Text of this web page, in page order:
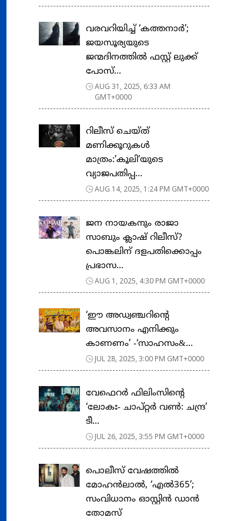
വരവറിയിച്ച് ‘കത്തനാർ’;
ജയസൂര്യയുടെ
ജന്മദിനത്തിൽ ഫസ്റ്റ് ലുക്ക്
പോസ്...
AUG 31, 2025, 6:33 AM
GMT+0000
റിലീസ് ചെയ്ത്
മണിക്കൂറുകൾ
മാത്രം:’കൂലി’യുടെ
വ്യാജപതിപ്പ...
AUG 14, 2025, 1:24 PM GMT+0000
ജന നായകനും രാജാ
സാബും ക്ലാഷ് റിലീസ്?
പൊങ്കലിന് ദളപതിക്കൊപ്പം
പ്രഭാസ...
AUG 1, 2025, 4:30 PM GMT+0000
‘ഈ അഡ്വഞ്ചറിന്‍റെ
അവസാനം എനിക്കും
കാണണം’ -‘സാഹസം&...
JUL 28, 2025, 3:00 PM GMT+0000
വേഫെറര്‍ ഫിലിംസിന്റെ
‘ലോകഃ- ചാപ്റ്റര്‍ വണ്‍: ചന്ദ്ര’
ടീ...
JUL 26, 2025, 3:55 PM GMT+0000
പൊലീസ് വേഷത്തില്‍
മോഹന്‍ലാല്‍, ‘എൽ365’;
സംവിധാനം ഓസ്റ്റിൻ ഡാൻ
തോമസ്